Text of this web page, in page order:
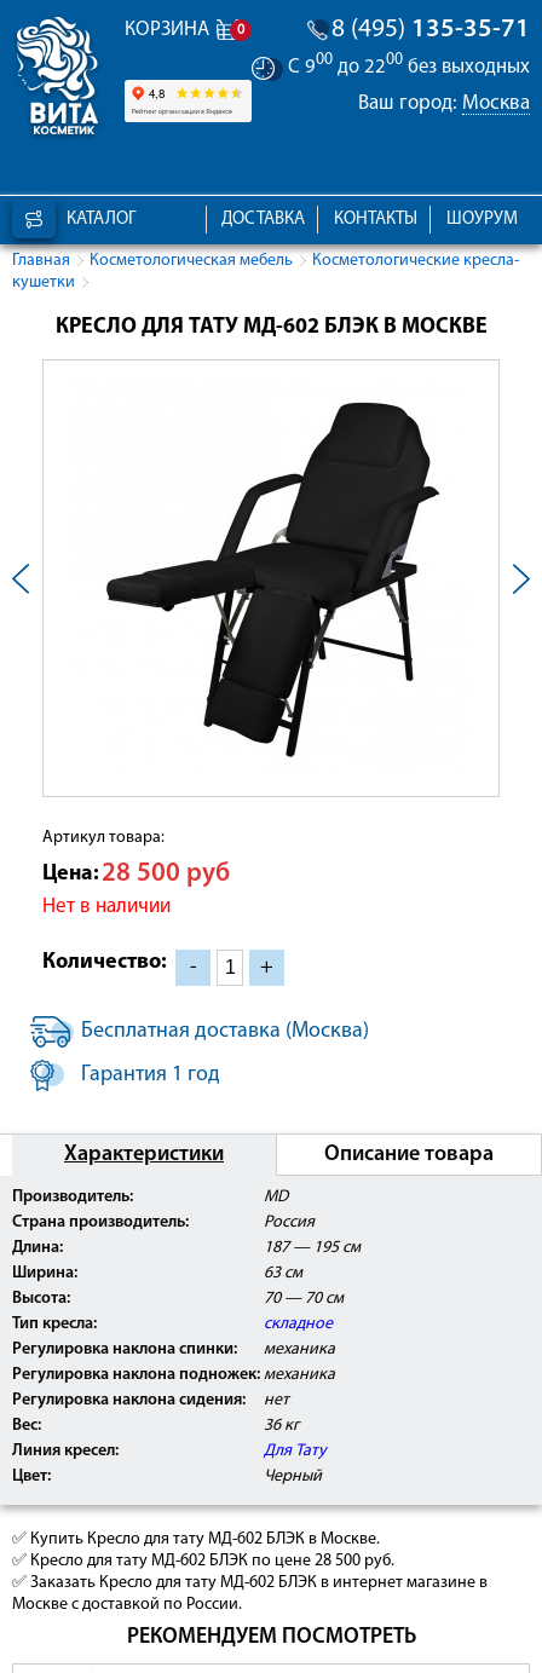
КОРЗИНА 0 8 (495) 135-35-71
С 900 до 2200 без выходных
Ваш город: Москва
КАТАЛОГ ШОУРУМ
КОНТАКТЫ
ДОСТАВКА
Главная Косметологическая мебель
Косметологические кресла-
кушетки
КРЕСЛО ДЛЯ ТАТУ МД-602 БЛЭК В МОСКВЕ
Артикул товара:
Цена: 28 500 руб
Нет в наличии
Количество: - +
Бесплатная доставка (Москва)
Гарантия 1 год
Характеристики Описание товара
Производитель:
MD
Страна производитель:
Россия
Длина:
187 — 195 см
Ширина:
63 см
Высота:
70 — 70 см
Тип кресла:
складное
Регулировка наклона спинки:
механика
Регулировка наклона подножек: механика
Регулировка наклона сидения:
нет
Вес:
36 кг
Линия кресел:
Для Тату
Цвет:
Черный
✅ Купить Кресло для тату МД-602 БЛЭК в Москве.
✅ Кресло для тату МД-602 БЛЭК по цене 28 500 руб.
✅ Заказать Кресло для тату МД-602 БЛЭК в интернет магазине в
Москве с доставкой по России.
РЕКОМЕНДУЕМ ПОСМОТРЕТЬ